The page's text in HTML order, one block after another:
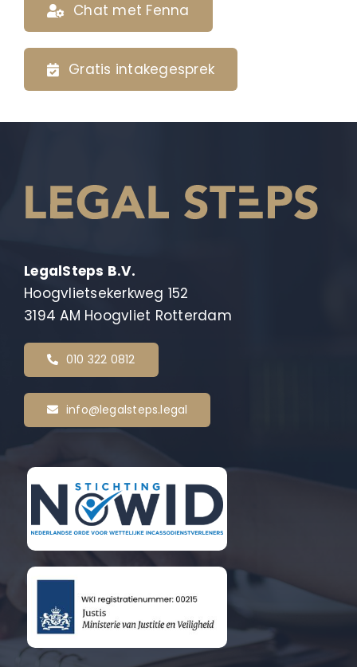
Chat met Fenna
Gratis intakegesprek
LegalSteps B.V.
Hoogvlietsekerkweg 152
3194 AM Hoogvliet Rotterdam
010 322 0812
info@legalsteps.legal